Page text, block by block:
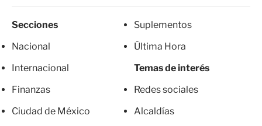
Secciones
Nacional
Internacional
Finanzas
Ciudad de México
Suplementos
Última Hora
Temas de interés
Redes sociales
Alcaldías